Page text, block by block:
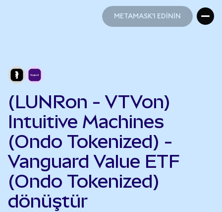
METAMASK'I EDİNİN
(LUNRon - VTVon)
Intuitive Machines
(Ondo Tokenized) -
Vanguard Value ETF
(Ondo Tokenized)
dönüştür